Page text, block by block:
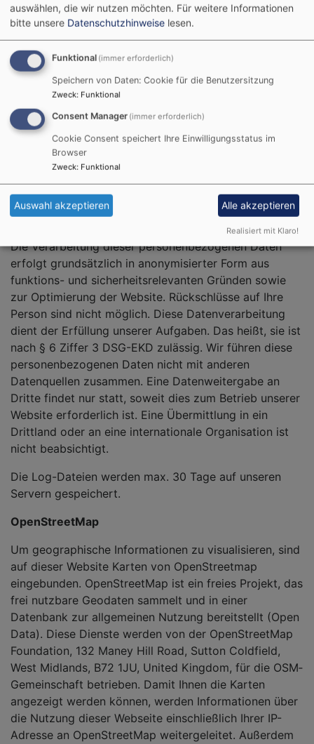
Server-Log-Dateien
Wenn Sie unsere Website aufrufen, werden von
unserem Provider automatisch personenbezogene
Daten erhoben und in sogenannten Server-Log-
Dateien gespeichert. Hierbei handelt es sich um
folgende Informationen:
Browsertyp und -version
Betriebssystem
Referrer URL
Hostname des zugreifenden Rechners
Datum und Uhrzeit Ihres Zugriffs
Internet-Protokoll-Adresse (IP-Adresse)
Die Verarbeitung dieser personenbezogenen Daten
erfolgt grundsätzlich in anonymisierter Form aus
funktions- und sicherheitsrelevanten Gründen sowie
zur Optimierung der Website. Rückschlüsse auf Ihre
Person sind nicht möglich. Diese Datenverarbeitung
dient der Erfüllung unserer Aufgaben. Das heißt, sie ist
nach § 6 Ziffer 3 DSG-EKD zulässig. Wir führen diese
personenbezogenen Daten nicht mit anderen
Datenquellen zusammen. Eine Datenweitergabe an
Dritte findet nur statt, soweit dies zum Betrieb unserer
Website erforderlich ist. Eine Übermittlung in ein
Drittland oder an eine internationale Organisation ist
nicht beabsichtigt.
Die Log-Dateien werden max. 30 Tage auf unseren
Servern gespeichert.
OpenStreetMap
Um geographische Informationen zu visualisieren, sind
auf dieser Website Karten von OpenStreetmap
eingebunden. OpenStreetMap ist ein freies Projekt, das
frei nutzbare Geodaten sammelt und in einer
Datenbank zur allgemeinen Nutzung bereitstellt (Open
Data). Diese Dienste werden von der OpenStreetMap
Foundation, 132 Maney Hill Road, Sutton Cold­field,
West Midlands, B72 1JU, United Kingdom, für die OSM­
Gemeinschaft betrieben. Damit Ihnen die Karten
angezeigt werden können, werden Informationen über
die Nutzung dieser Webseite einschließlich Ihrer IP-
Adresse an OpenStreetMap weitergeleitet. Außerdem
auswählen, die wir nutzen möchten. Für weitere Informationen
bitte unsere Datenschutzhinweise lesen.
Funktional (immer erforderlich)
Speichern von Daten: Cookie für die Benutzersitzung
Zweck: Funktional
Consent Manager (immer erforderlich)
Cookie Consent speichert Ihre Einwilligungsstatus im
Browser
Zweck: Funktional
Auswahl akzeptieren Alle akzeptieren
Realisiert mit Klaro!